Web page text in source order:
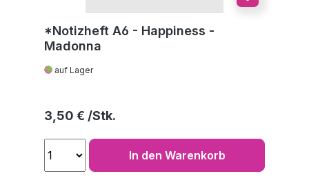
*Notizheft A6 - Happiness -
Madonna
auf Lager
Regulärer Preis:
3,50 €
In den Warenkorb